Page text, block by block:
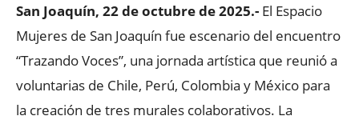
San Joaquín, 22 de octubre de 2025.- El Espacio
Mujeres de San Joaquín fue escenario del encuentro
“Trazando Voces”, una jornada artística que reunió a
voluntarias de Chile, Perú, Colombia y México para
la creación de tres murales colaborativos. La